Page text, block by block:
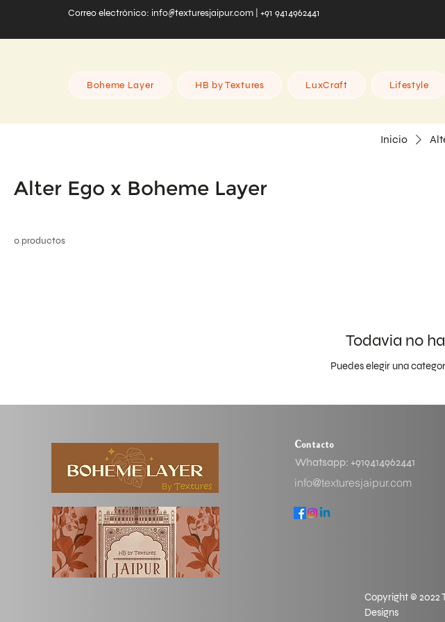
Correo electrónico: info@texturesjaipur.com | +91 9414962441
Boheme Layer HB by Textures LuxCraft Lifestyle
Inicio
Alter Ego x Boheme Layer
0 productos
Todavía no
Puedes elegir una
Contacto
Whatsapp: ​+919414962441
info@texturesjaipur.com
Copyright © 2022
Designs